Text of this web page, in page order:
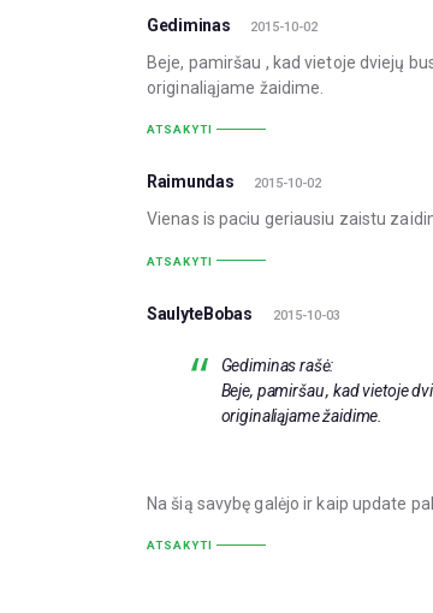
Gediminas 2015-10-02
Beje, pamiršau , kad vietoje dviejų
originaliąjame žaidime.
ATSAKYTI
Raimundas 2015-10-02
Vienas is paciu geriausiu zaistu
ATSAKYTI
SaulyteBobas 2015-10-03
Gediminas rašė:
Beje, pamiršau , kad vietoje
originaliąjame žaidime.
Na šią savybę galėjo ir kaip update
ATSAKYTI